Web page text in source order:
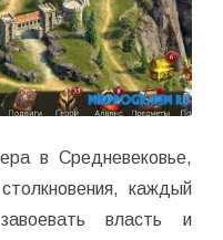
в Средневековье,
каждый
власть и